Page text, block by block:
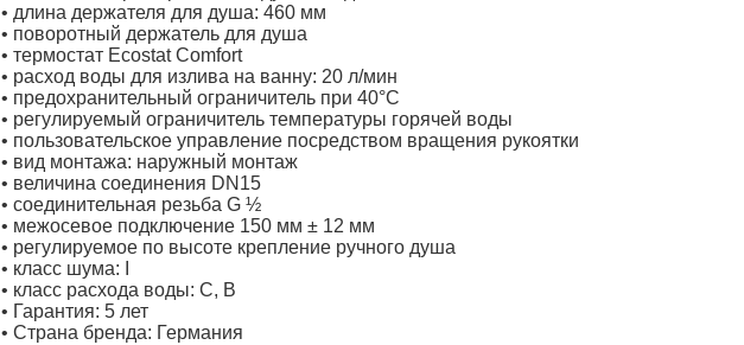
• длина держателя для душа: 460 мм
• поворотный держатель для душа
• термостат Ecostat Comfort
• расход воды для излива на ванну: 20 л/мин
• предохранительный ограничитель при 40°C
• регулируемый ограничитель температуры горячей воды
• пользовательское управление посредством вращения рукоятки
• вид монтажа: наружный монтаж
• величина соединения DN15
• соединительная резьба G ½
• межосевое подключение 150 мм ± 12 мм
• регулируемое по высоте крепление ручного душа
• класс шума: I
• класс расхода воды: C, B
• Гарантия: 5 лет
• Страна бренда: Германия